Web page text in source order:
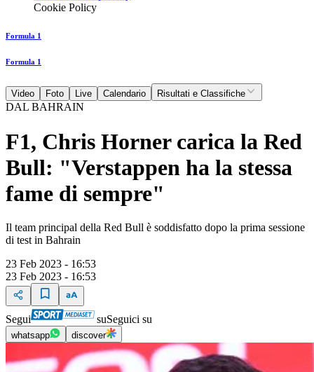
Cookie Policy
Formula 1
Formula 1
Video Foto Live Calendario Risultati e Classifiche
DAL BAHRAIN
F1, Chris Horner carica la Red
Bull: "Verstappen ha la stessa
fame di sempre"
Il team principal della Red Bull è soddisfatto dopo la prima sessione
di test in Bahrain
23 Feb 2023 - 16:53
23 Feb 2023 - 16:53
Segui suSeguici su
whatsapp discover